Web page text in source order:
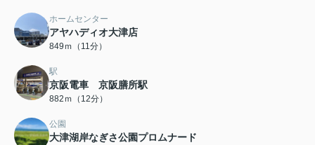
ホームセンター
アヤハディオ大津店
849ｍ（11分）
駅
京阪電車 京阪膳所駅
882ｍ（12分）
公園
大津湖岸なぎさ公園プロムナード